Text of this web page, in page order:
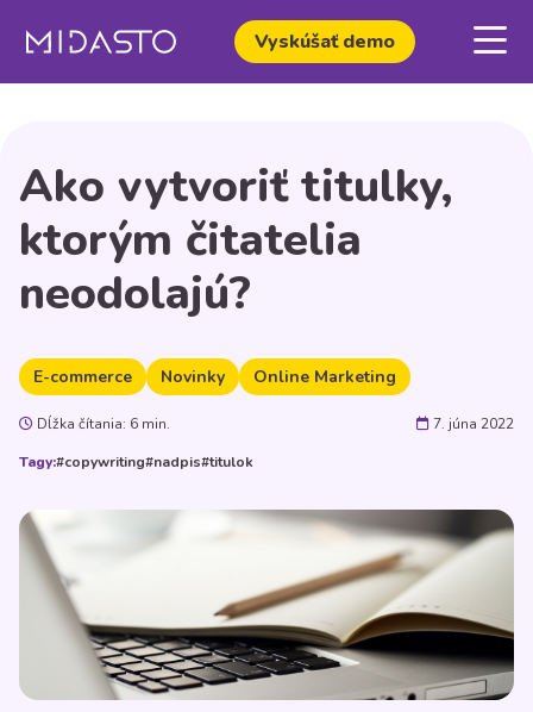
Vyskúšať demo
Ako vytvoriť titulky,
ktorým čitatelia
neodolajú?
E-commerce Novinky Online Marketing
Dĺžka čítania: 6 min.
7. júna 2022
Tagy:#copywriting#nadpis#titulok